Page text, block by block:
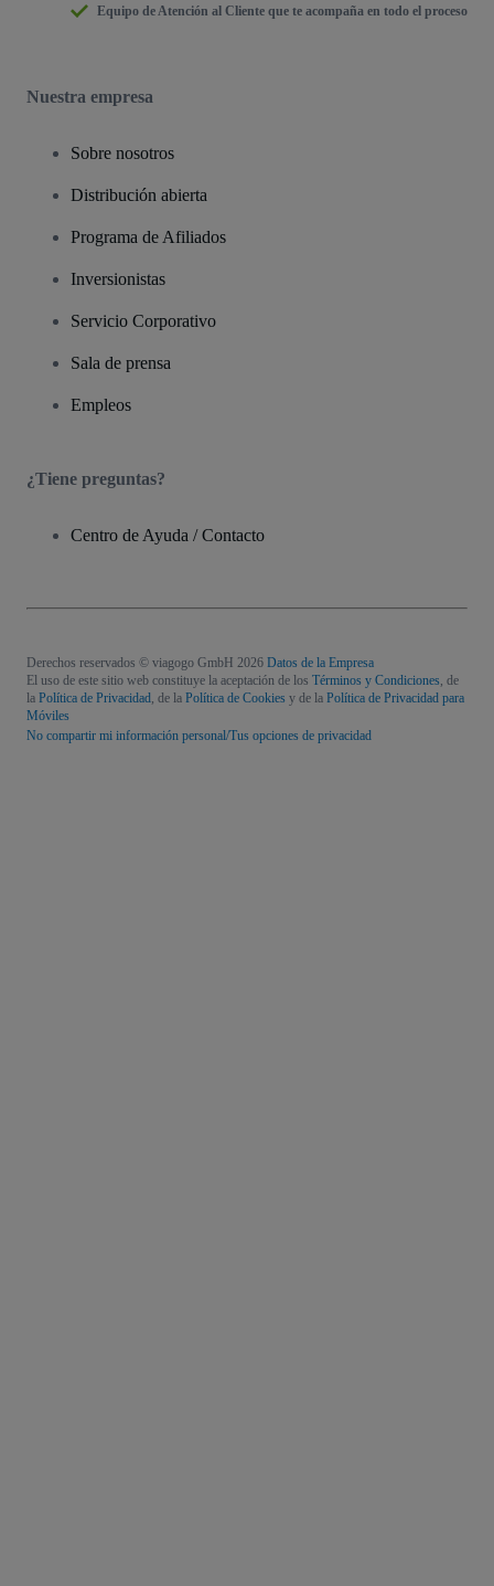
Equipo de Atención al Cliente que te acompaña en todo el proceso
Nuestra empresa
Sobre nosotros
Distribución abierta
Programa de Afiliados
Inversionistas
Servicio Corporativo
Sala de prensa
Empleos
¿Tiene preguntas?
Centro de Ayuda / Contacto
Derechos reservados © viagogo GmbH 2026 Datos de la Empresa
El uso de este sitio web constituye la aceptación de los Términos y Condiciones , de
la Política de Privacidad , de la Política de Cookies y de la Política de Privacidad para
Móviles
No compartir mi información personal/Tus opciones de privacidad